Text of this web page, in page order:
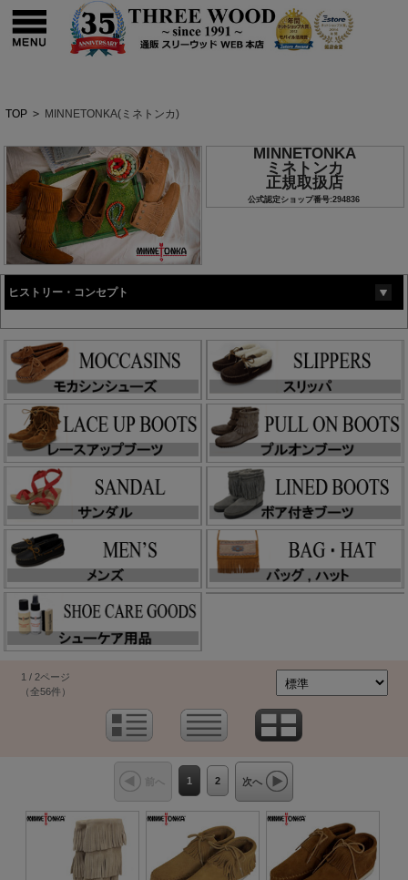
TOP > MINNETONKA(ミネトンカ)
MINNETONKA
ミネトンカ
正規取扱店
公式認定ショップ番号:294836
ヒストリー・コンセプト
1 / 2ページ
（全56件）
前へ 1 2 次へ